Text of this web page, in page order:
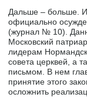
Дальше – больше.
официально
(журнал № 10).
Московский
лидерам
совета церквей, а
письмом. В нем
принятие этого
осложнить